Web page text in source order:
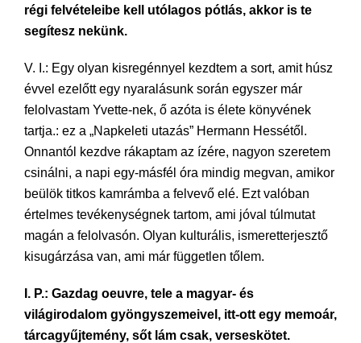
régi felvételeibe kell utólagos pótlás, akkor is te
segítesz nekünk.
V. I.: Egy olyan kisregénnyel kezdtem a sort, amit húsz
évvel ezelőtt egy nyaralásunk során egyszer már
felolvastam Yvette-nek, ő azóta is élete könyvének
tartja.: ez a „Napkeleti utazás” Hermann Hessétől.
Onnantól kezdve rákaptam az ízére, nagyon szeretem
csinálni, a napi egy-másfél óra mindig megvan, amikor
beülök titkos kamrámba a felvevő elé. Ezt valóban
értelmes tevékenységnek tartom, ami jóval túlmutat
magán a felolvasón. Olyan kulturális, ismeretterjesztő
kisugárzása van, ami már független tőlem.
I. P.: Gazdag oeuvre, tele a magyar- és
világirodalom gyöngyszemeivel, itt-ott egy memoár,
tárcagyűjtemény, sőt lám csak, verseskötet.